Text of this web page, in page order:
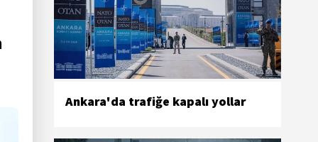
Ankara'da trafiğe kapalı yollar